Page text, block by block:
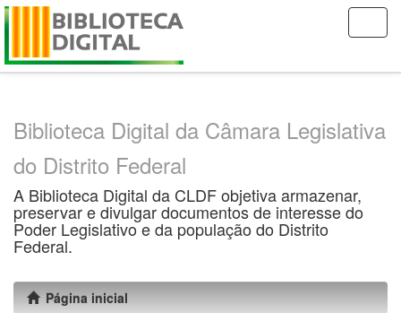
Skip
Biblioteca Digital da Câmara Legislativa
do Distrito Federal
A Biblioteca Digital da CLDF objetiva armazenar,
preservar e divulgar documentos de interesse do
Poder Legislativo e da população do Distrito
Federal.
Página inicial